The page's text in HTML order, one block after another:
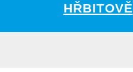
HŘBITOVĚ